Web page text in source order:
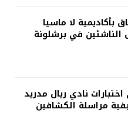
بأكاديمية لا ماسيا
في برشلونة
نادي ريال مدريد
مراسلة الكشافين